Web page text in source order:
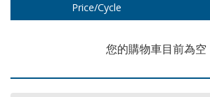
Price/Cycle
您的購物車目前為空